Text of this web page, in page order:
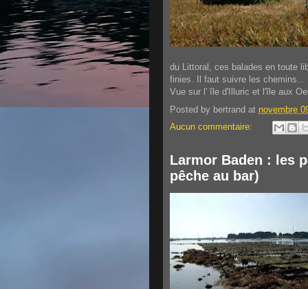
du Littoral, ces balades en toute
finies. Il faut suivre les chemins...
Vue sur l' île d'Illuric et l'île aux
Posted by bertrand at novembre
Aucun commentaire:
Larmor Baden : les
pêche au bar)